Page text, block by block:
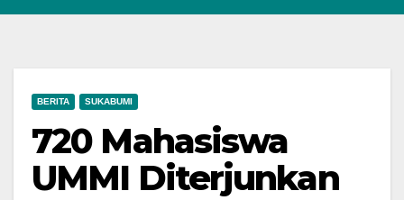
BERITA SUKABUMI
720 Mahasiswa
UMMI Diterjunkan